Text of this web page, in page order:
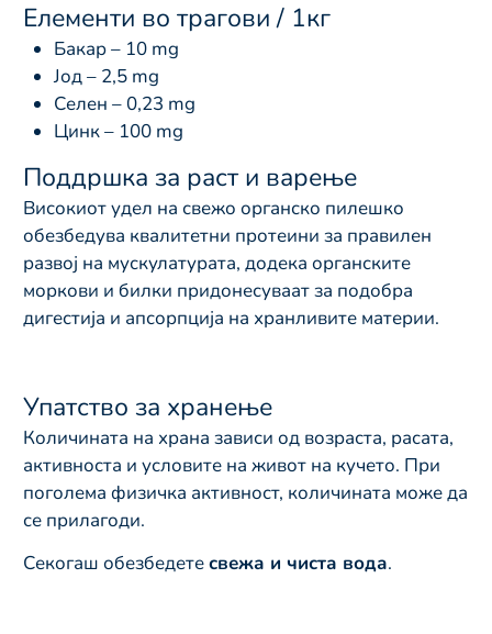
Елементи во трагови / 1кг
Бакар – 10 mg
Јод – 2,5 mg
Селен – 0,23 mg
Цинк – 100 mg
Поддршка за раст и варење
Високиот удел на свежо органско пилешко
обезбедува квалитетни протеини за правилен
развој на мускулатурата, додека органските
моркови и билки придонесуваат за подобра
дигестија и апсорпција на хранливите материи.
Упатство за хранење
Количината на храна зависи од возраста, расата,
активноста и условите на живот на кучето. При
поголема физичка активност, количината може да
се прилагоди.
Секогаш обезбедетесвежа и чиста вода.